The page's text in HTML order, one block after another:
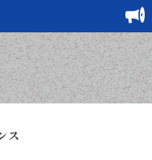
ス